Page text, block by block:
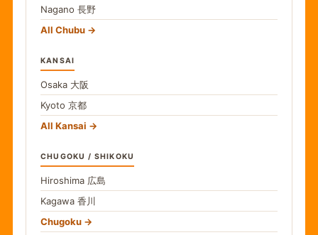
Nagano 長野
All Chubu
KANSAI
Osaka 大阪
Kyoto 京都
All Kansai
CHUGOKU / SHIKOKU
Hiroshima 広島
Kagawa 香川
Chugoku